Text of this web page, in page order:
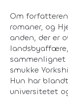
Om
romaner, og
anden, der er
sammenlignet
smukke
Hun har
universitetet